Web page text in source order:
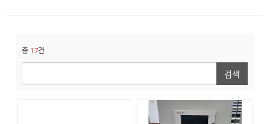
총 17건
검색